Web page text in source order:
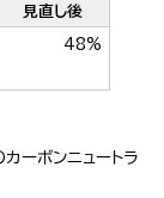
見直し後
48%
ボンニュートラ